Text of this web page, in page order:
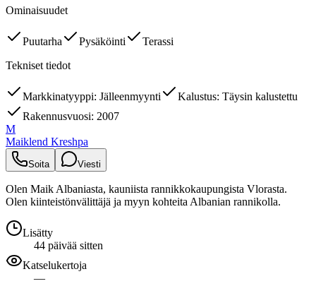
Ominaisuudet
Puutarha Pysäköinti
Terassi
Tekniset tiedot
Markkinatyyppi: Jälleenmyynti
Kalustus: Täysin kalustettu
Rakennusvuosi: 2007
M
Maiklend Kreshpa
Soita Viesti
Olen Maik Albaniasta, kauniista rannikkokaupungista Vlorasta.
Olen kiinteistönvälittäjä ja myyn kohteita Albanian rannikolla.
Lisätty
44 päivää sitten
Katselukertoja
—